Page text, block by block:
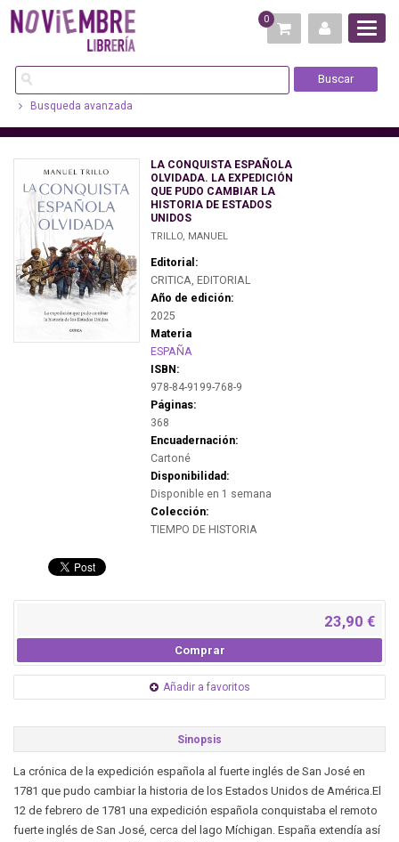
0
Busqueda avanzada
LA CONQUISTA ESPAÑOLA
OLVIDADA. LA EXPEDICIÓN
QUE PUDO CAMBIAR LA
HISTORIA DE ESTADOS
UNIDOS
TRILLO, MANUEL
Editorial:
CRITICA, EDITORIAL
Año de edición:
2025
Materia
ESPAÑA
ISBN:
978-84-9199-768-9
Páginas:
368
Encuadernación:
Cartoné
Disponibilidad:
Disponible en 1 semana
Colección:
TIEMPO DE HISTORIA
23,90 €
Comprar
Añadir a favoritos
Sinopsis
La crónica de la expedición española al fuerte inglés de San José en
1781 que pudo cambiar la historia de los Estados Unidos de América.El
12 de febrero de 1781 una expedición española conquistaba el remoto
fuerte inglés de San José, cerca del lago Míchigan. España extendía así